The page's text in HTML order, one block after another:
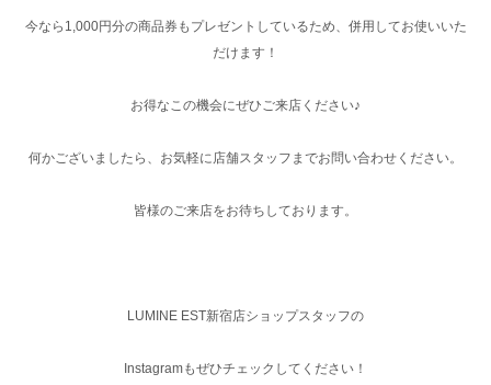
今なら1,000円分の商品券もプレゼントしているため、併用してお使いいた
だけます！
お得なこの機会にぜひご来店ください♪
何かございましたら、お気軽に店舗スタッフまでお問い合わせください。
皆様のご来店をお待ちしております。
LUMINE EST新宿店ショップスタッフの
Instagramもぜひチェックしてください！